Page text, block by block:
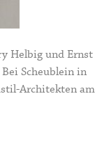
Helbig und Ernst
Scheublein in
Architekten am